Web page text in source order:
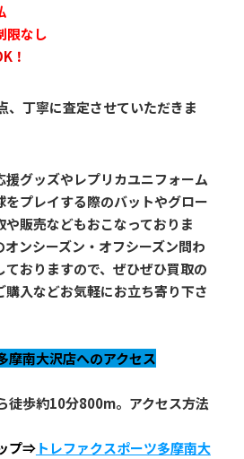
限なし
！
、丁寧に査定させていただきま
援グッズやレプリカユニフォーム
をプレイする際のバットやグロー
販売などもおこなっておりま
ンシーズン・オフシーズン問わ
おりますので、ぜひぜひ買取の
入などお気軽にお立ち寄り下さ
摩南大沢店へのアクセス
プ⇒トレファクスポーツ多摩南大